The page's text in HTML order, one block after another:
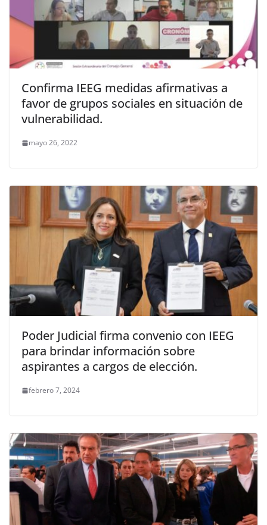
Confirma IEEG medidas afirmativas a
favor de grupos sociales en situación de
vulnerabilidad.
mayo 26, 2022
Poder Judicial firma convenio con IEEG
para brindar información sobre
aspirantes a cargos de elección.
febrero 7, 2024